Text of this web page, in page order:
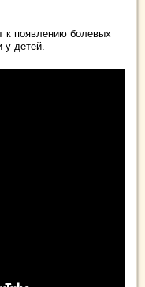
к появлению болевых
детей.